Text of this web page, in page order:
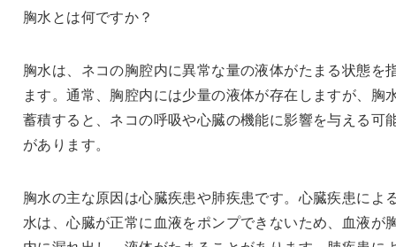
胸水とは何ですか？
胸水は、ネコの胸腔内に異常な量の液体がたまる状態を
ます。通常、胸腔内には少量の液体が存在しますが、胸
蓄積すると、ネコの呼吸や心臓の機能に影響を与える可
があります。
胸水の主な原因は心臓疾患や肺疾患です。心臓疾患によ
水は、心臓が正常に血液をポンプできないため、血液が